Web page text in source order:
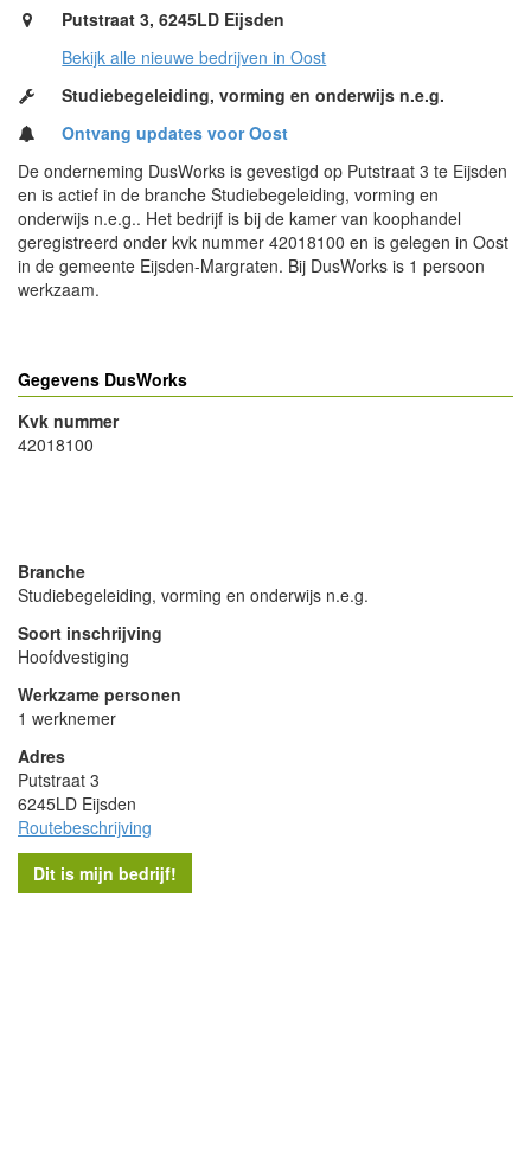
Putstraat 3, 6245LD Eijsden
Bekijk alle nieuwe bedrijven in Oost
Studiebegeleiding, vorming en onderwijs n.e.g.
Ontvang updates voor Oost
De onderneming DusWorks is gevestigd op Putstraat 3 te Eijsden
en is actief in de branche Studiebegeleiding, vorming en
onderwijs n.e.g.. Het bedrijf is bij de kamer van koophandel
geregistreerd onder kvk nummer 42018100 en is gelegen in Oost
in de gemeente Eijsden-Margraten. Bij DusWorks is 1 persoon
werkzaam.
Gegevens DusWorks
Kvk nummer
42018100
Branche
Studiebegeleiding, vorming en onderwijs n.e.g.
Soort inschrijving
Hoofdvestiging
Werkzame personen
1 werknemer
Adres
Putstraat 3
6245LD Eijsden
Routebeschrijving